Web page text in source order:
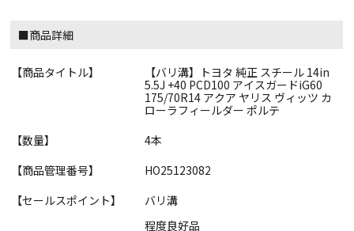
■商品詳細
【商品タイトル】
【バリ溝】トヨタ 純正 スチール 14in
5.5J +40 PCD100 アイスガードiG60
175/70R14 アクア ヤリス ヴィッツ カ
ローラフィールダー ポルテ
【数量】
4本
【商品管理番号】
HO25123082
【セールスポイント】
バリ溝
程度良好品